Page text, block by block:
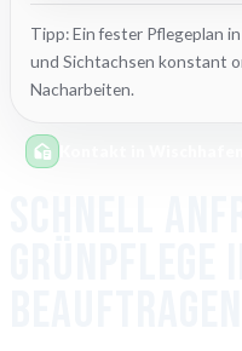
Tipp: Ein fester Pflegeplan
und Sichtachsen konstant
Nacharbeiten.